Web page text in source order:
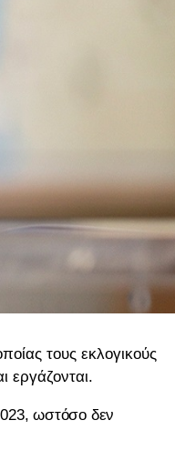
τους εκλογικούς
εργάζονται.
ωστόσο δεν